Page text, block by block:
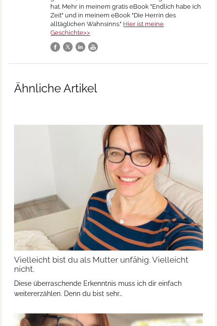
hat. Mehr in meinem gratis eBook "Endlich habe ich
Zeit" und in meinem eBook "Die Herrin des
alltäglichen Wahnsinns." Hier ist meine
Geschichte>>
Ähnliche Artikel
Vielleicht bist du als Mutter unfähig. Vielleicht
nicht.
Diese überraschende Erkenntnis muss ich dir einfach
weitererzählen. Denn du bist sehr…